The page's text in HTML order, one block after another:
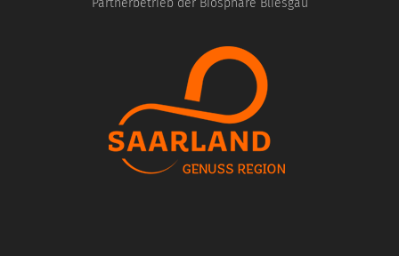
Partnerbetrieb der Biosphäre Bliesgau